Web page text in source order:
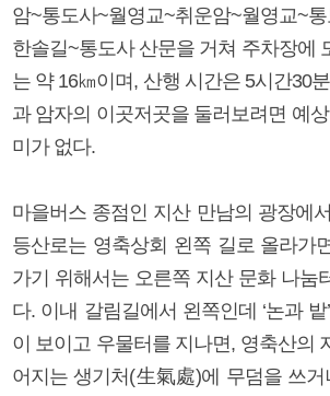
암~통도사~월영교~취운암~월영교~
한솔길~통도사 산문을 거쳐 주차장에
는 약 16㎞이며, 산행 시간은 5시간30
과 암자의 이곳저곳을 둘러보려면 예
미가 없다.
마을버스 종점인 지산 만남의 광장에
등산로는 영축상회 왼쪽 길로 올라가
가기 위해서는 오른쪽 지산 문화 나눔
다. 이내 갈림길에서 왼쪽인데 ‘논과
이 보이고 우물터를 지나면, 영축산의
어지는 생기처(生氣處)에 무덤을 쓰